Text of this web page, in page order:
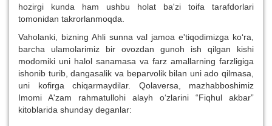
hozirgi kunda ham ushbu holat ba'zi toifa tarafdorlari
tomonidan takrorlanmoqda.
Vaholanki, bizning Ahli sunna val jamoa e'tiqodimizga ko‘ra,
barcha ulamolarimiz bir ovozdan gunoh ish qilgan kishi
modomiki uni halol sanamasa va farz amallarning farzligiga
ishonib turib, dangasalik va beparvolik bilan uni ado qilmasa,
uni kofirga chiqarmaydilar. Qolaversa, mazhabboshimiz
Imomi A'zam rahmatullohi alayh o‘zlarini “Fiqhul akbar”
kitoblarida shunday deganlar: